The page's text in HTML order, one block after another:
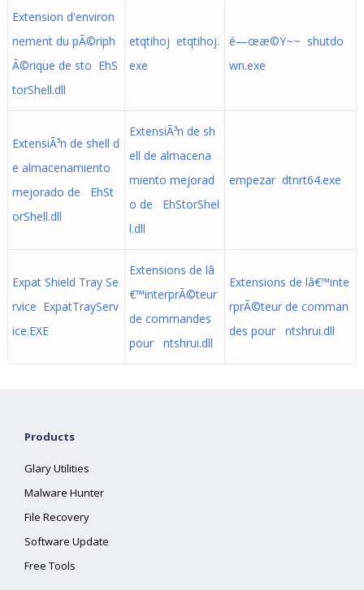
Extension d'environ
nement du pÃ©riph
Ã©rique de sto EhS
torShell.dll
etqtihoj etqtihoj.
exe
é—œæ©Ÿ~~ shutdo
wn.exe
ExtensiÃ³n de shell d
e almacenamiento
mejorado de EhSt
orShell.dll
ExtensiÃ³n de sh
ell de almacena
miento mejorad
o de EhStorShel
l.dll
empezar dtnrt64.exe
Expat Shield Tray Se
rvice ExpatTrayServ
ice.EXE
Extensions de lâ
€™interprÃ©teur
de commandes
pour ntshrui.dll
Extensions de lâ€™inte
rprÃ©teur de comman
des pour ntshrui.dll
Products
Glary Utilities
Malware Hunter
File Recovery
Software Update
Free Tools